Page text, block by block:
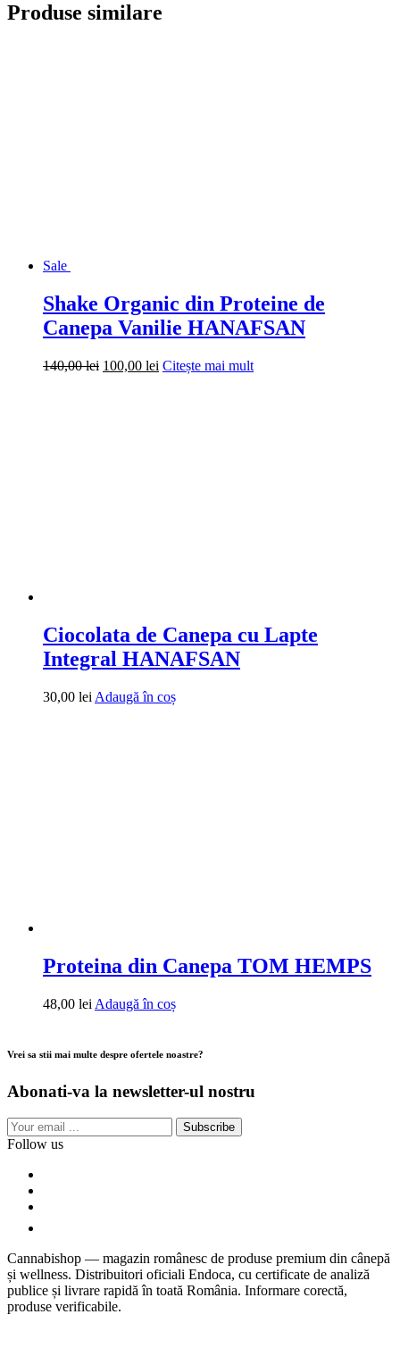
Produse similare
Sale
Shake Organic din Proteine ​​de
Canepa Vanilie HANAFSAN
140,00lei Prețul
100,00 lei Prețul
Citește mai mult
Ciocolata de Canepa cu Lapte
Integral HANAFSAN
30,00 lei Adaugă în coș
Proteina din Canepa TOM HEMPS
48,00 lei Adaugă în coș
Vrei sa stii mai multe despre ofertele noastre?
Abonati-va la newsletter-ul nostru
Subscribe
Follow us
Cannabishop — magazin românesc de produse premium din cânepă
și wellness. Distribuitori oficiali Endoca, cu certificate de analiză
publice și livrare rapidă în toată România. Informare corectă,
produse verificabile.